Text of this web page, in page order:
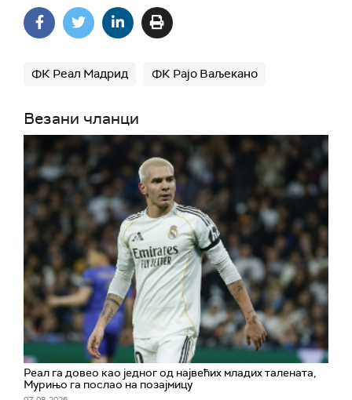
ФК Реал Мадрид ФК Рајо Ваљекано
Везани чланци
Реал га довео као једног од највећих младих талената,
Мурињо га послао на позајмицу